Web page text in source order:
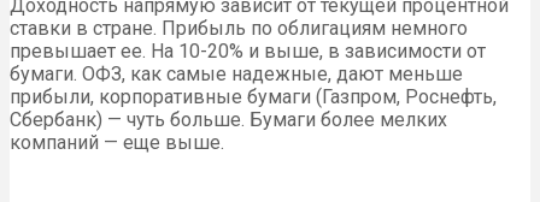
Доходность напрямую зависит от текущей процентной
ставки в стране. Прибыль по облигациям немного
превышает ее. На 10-20% и выше, в зависимости от
бумаги. ОФЗ, как самые надежные, дают меньше
прибыли, корпоративные бумаги (Газпром, Роснефть,
Сбербанк) — чуть больше. Бумаги более мелких
компаний — еще выше.